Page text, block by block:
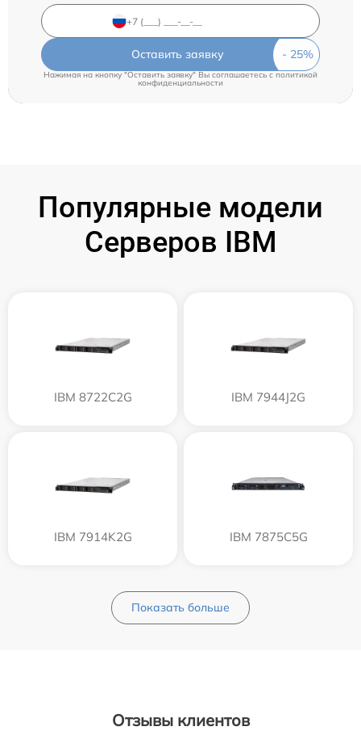
Оставить заявку
Нажимая на кнопку "Оставить заявку" Вы соглашаетесь c политикой
конфиденциальности
Популярные модели
Серверов IBM
IBM 8722C2G IBM 7944J2G
IBM 7914K2G IBM 7875C5G
Показать больше
Отзывы клиентов